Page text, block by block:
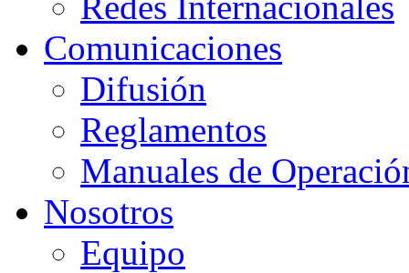
Comunicaciones
Difusión
Reglamentos
Manuales de
Nosotros
Equipo